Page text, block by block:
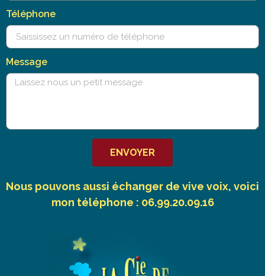
Téléphone
Message
ENVOYER
Nous pouvons aussi échanger de vive voix, voici
mon téléphone : 06.99.20.09.16